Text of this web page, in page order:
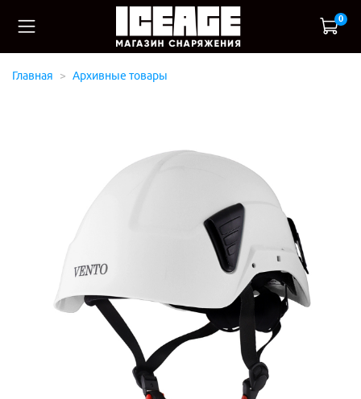
0
Главная Архивные товары